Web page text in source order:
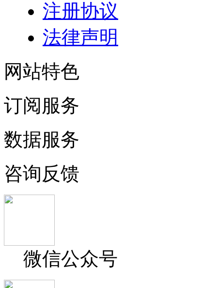
注册协议
法律声明
网站特色
订阅服务
数据服务
咨询反馈
微信公众号